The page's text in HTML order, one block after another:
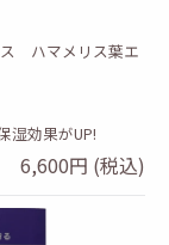
ハマメリス葉エ
湿効果がUP!
6,600円 (税込)